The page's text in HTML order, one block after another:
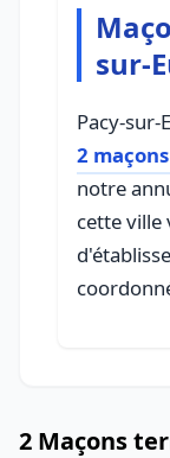
sur-
Pacy-sur-
2
notre
cette ville
2 Maçons